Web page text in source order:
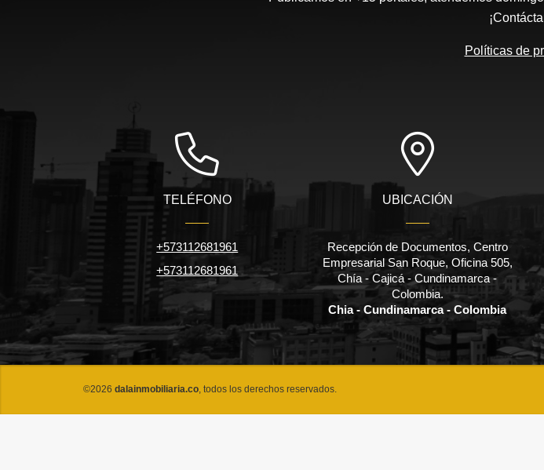
Políticas de
TELÉFONO
+573112681961
+573112681961
UBICACIÓN
Recepción de Documentos, Centro
Empresarial San Roque, Oficina 505,
Chía - Cajicá - Cundinamarca -
Colombia.
Chia - Cundinamarca - Colombia
©2026 dalainmobiliaria.co, todos los derechos reservados.